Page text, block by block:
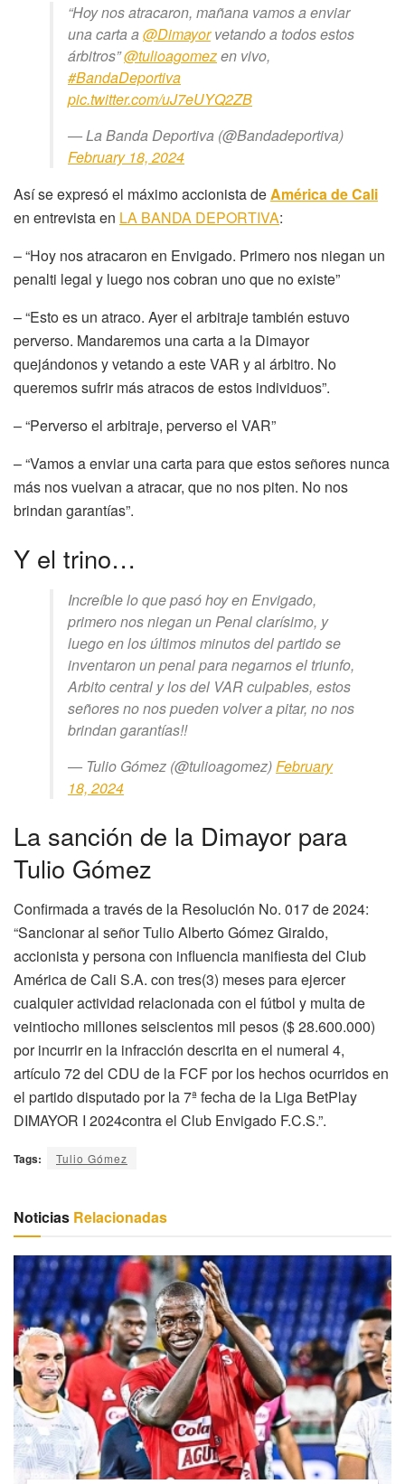
“Hoy nos atracaron, mañana vamos a enviar
una carta a@Dimayorvetando a todos estos
árbitros”@tulioagomezen vivo,
#BandaDeportiva
pic.twitter.com/uJ7eUYQ2ZB
— La Banda Deportiva (@Bandadeportiva)
February 18, 2024
Así se expresó el máximo accionista deAmérica de Cali
en entrevista en LA BANDA DEPORTIVA:
– “Hoy nos atracaron en Envigado. Primero nos niegan un
penalti legal y luego nos cobran uno que no existe”
– “Esto es un atraco. Ayer el arbitraje también estuvo
perverso. Mandaremos una carta a la Dimayor
quejándonos y vetando a este VAR y al árbitro. No
queremos sufrir más atracos de estos individuos”.
– “Perverso el arbitraje, perverso el VAR”
– “Vamos a enviar una carta para que estos señores nunca
más nos vuelvan a atracar, que no nos piten. No nos
brindan garantías”.
Y el trino…
Increíble lo que pasó hoy en Envigado,
primero nos niegan un Penal clarísimo, y
luego en los últimos minutos del partido se
inventaron un penal para negarnos el triunfo,
Arbito central y los del VAR culpables, estos
señores no nos pueden volver a pitar, no nos
brindan garantías!!
— Tulio Gómez (@tulioagomez)February
18, 2024
La sanción de la Dimayor para
Tulio Gómez
Confirmada a través de la Resolución No. 017 de 2024:
“Sancionar al señor Tulio Alberto Gómez Giraldo,
accionista y persona con influencia manifiesta del Club
América de Cali S.A. con tres(3) meses para ejercer
cualquier actividad relacionada con el fútbol y multa de
veintiocho millones seiscientos mil pesos ($ 28.600.000)
por incurrir en la infracción descrita en el numeral 4,
artículo 72 del CDU de la FCF por los hechos ocurridos en
el partido disputado por la 7ª fecha de la Liga BetPlay
DIMAYOR I 2024contra el Club Envigado F.C.S.”.
Tags: Tulio Gómez
Noticias Relacionadas